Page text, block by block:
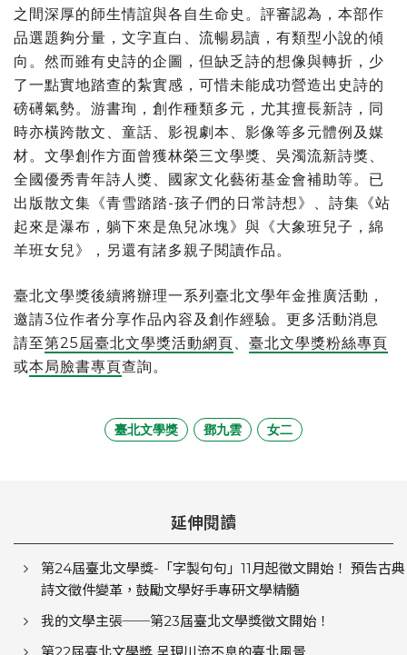
之間深厚的師生情誼與各自生命史。評審認為，本部作
品選題夠分量，文字直白、流暢易讀，有類型小說的傾
向。然而雖有史詩的企圖，但缺乏詩的想像與轉折，少
了一點實地踏查的紮實感，可惜未能成功營造出史詩的
磅礡氣勢。游書珣，創作種類多元，尤其擅長新詩，同
時亦橫跨散文、童話、影視劇本、影像等多元體例及媒
材。文學創作方面曾獲林榮三文學獎、吳濁流新詩獎、
全國優秀青年詩人獎、國家文化藝術基金會補助等。已
出版散文集《青雪踏踏-孩子們的日常詩想》、詩集《站
起來是瀑布，躺下來是魚兒冰塊》與《大象班兒子，綿
羊班女兒》，另還有諸多親子閱讀作品。
臺北文學獎後續將辦理一系列臺北文學年金推廣活動，
邀請3位作者分享作品內容及創作經驗。更多活動消息
請至第25屆臺北文學獎活動網頁
臺北文學獎粉絲專頁
或本局臉書專頁查詢。
臺北文學獎 鄧九雲 女二
延伸閱讀
第24屆臺北文學獎-「字製句句」11月起徵文開始！ 預告古典
詩文徵件變革，鼓勵文學好手專研文學精髓
我的文學主張──第23屆臺北文學獎徵文開始！
第22屆臺北文學獎 呈現川流不息的臺北風景